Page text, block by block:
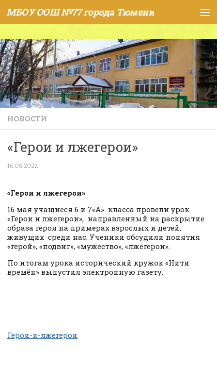
Skip to content
МБОУ ООШ №77 города Тюмени
НОВОСТИ
«Герои и лжегерои»
16.05.2022
«Герои и лжегерои»
16 мая учащиеся 6 и 7«А» класса провели урок
«Герои и лжегерои», направленный на раскрытие
образа героя на примерах взрослых и детей,
живущих среди нас. Ученики обсудили понятия
«герой», «подвиг», «мужество», «лжегерои».
По итогам урока исторический кружок «Нити
времён» выпустил электронную газету.
Герои-и-лжегерои